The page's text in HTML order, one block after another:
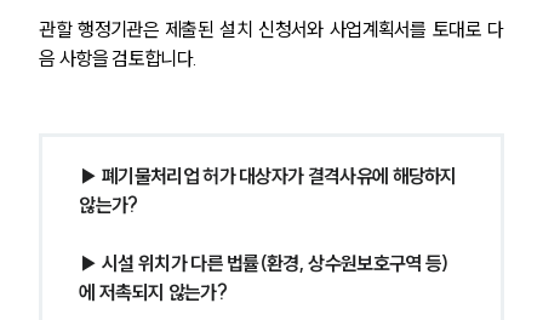
관할 행정기관은 제출된 설치 신청서와 사업계획서를 토대로 다
음 사항을 검토합니다.
▶ 폐기물처리업 허가 대상자가 결격사유에 해당하지
않는가?
▶ 시설 위치가 다른 법률(환경, 상수원보호구역 등)
에 저촉되지 않는가?